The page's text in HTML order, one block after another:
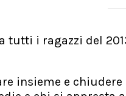
tutti i ragazzi del
insieme e